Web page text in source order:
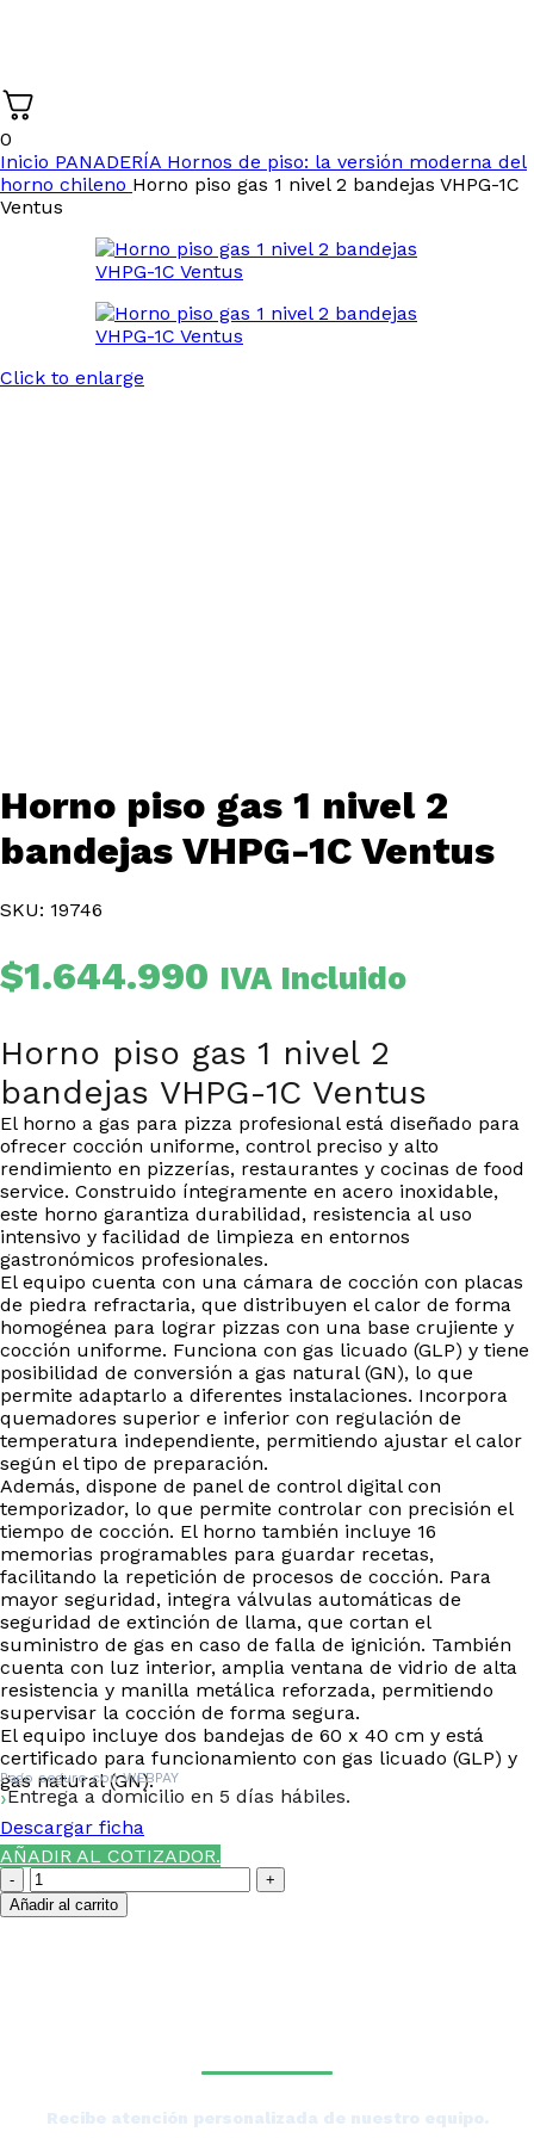
0
Inicio PANADERÍA Hornos de piso: la versión moderna del
horno chileno Horno piso gas 1 nivel 2 bandejas VHPG-1C
Ventus
Click to enlarge
Horno piso gas 1 nivel 2
bandejas VHPG-1C Ventus
SKU: 19746
$1.644.990 IVA Incluido
Horno piso gas 1 nivel 2
bandejas VHPG-1C Ventus
El horno a gas para pizza profesional está diseñado para
ofrecer cocción uniforme, control preciso y alto
rendimiento en pizzerías, restaurantes y cocinas de food
service. Construido íntegramente en acero inoxidable,
este horno garantiza durabilidad, resistencia al uso
intensivo y facilidad de limpieza en entornos
gastronómicos profesionales.
El equipo cuenta con una cámara de cocción con placas
de piedra refractaria, que distribuyen el calor de forma
homogénea para lograr pizzas con una base crujiente y
cocción uniforme. Funciona con gas licuado (GLP) y tiene
posibilidad de conversión a gas natural (GN), lo que
permite adaptarlo a diferentes instalaciones. Incorpora
quemadores superior e inferior con regulación de
temperatura independiente, permitiendo ajustar el calor
según el tipo de preparación.
Además, dispone de panel de control digital con
temporizador, lo que permite controlar con precisión el
tiempo de cocción. El horno también incluye 16
memorias programables para guardar recetas,
facilitando la repetición de procesos de cocción. Para
mayor seguridad, integra válvulas automáticas de
seguridad de extinción de llama, que cortan el
suministro de gas en caso de falla de ignición. También
cuenta con luz interior, amplia ventana de vidrio de alta
resistencia y manilla metálica reforzada, permitiendo
supervisar la cocción de forma segura.
El equipo incluye dos bandejas de 60 x 40 cm y está
certificado para funcionamiento con gas licuado (GLP) y
gas natural (GN).
Pago seguro conWEBPAY
Entrega a domicilio en 5 días hábiles.
Descargar ficha
AÑADIR AL COTIZADOR.
Horno
piso
gas
Añadir al carrito
Recibe atención personalizada de nuestro equipo.